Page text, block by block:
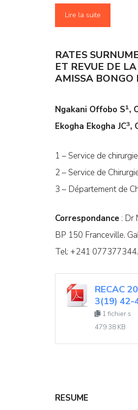
Lire la suite
RATES
ET REVUE DE
AMISSA BONGO
Ngakani Offobo S1,
Ekogha Ekogha JC3,
1 – Service de
2 – Service de
3 – Département de
Correspondance: Dr
BP 150 Franceville.
Tel: +241
RECAC
3(19) 42-
1 fichier·s
479.38 KB
RESUME